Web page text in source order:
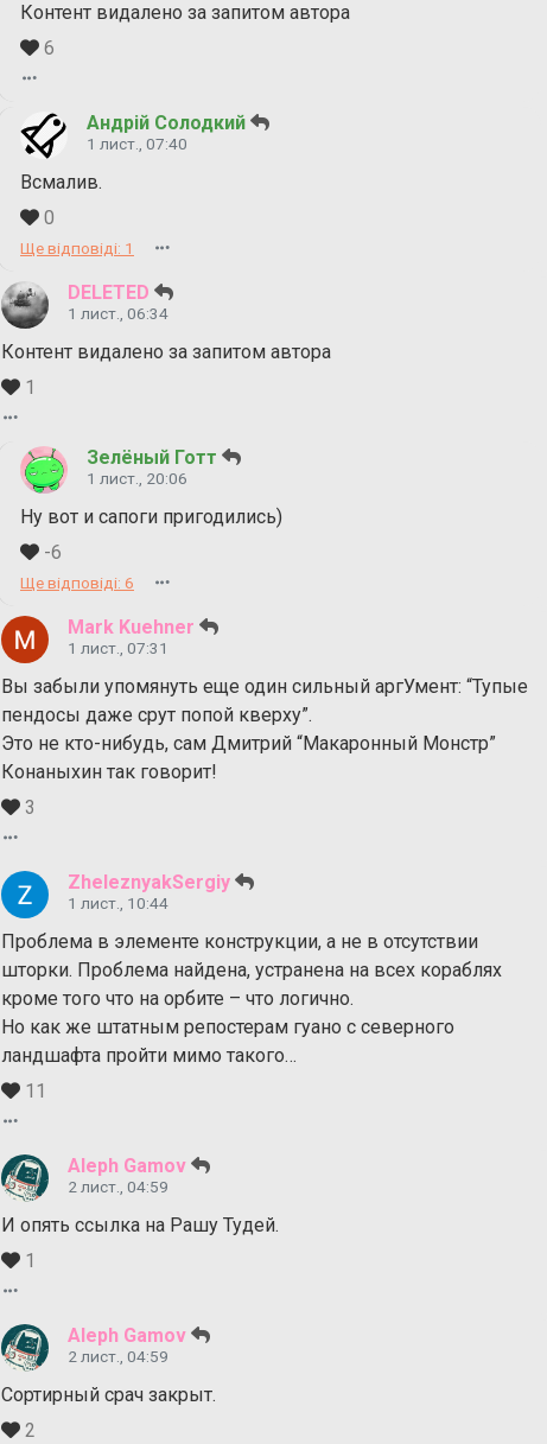
Контент видалено за запитом автора
6
Андрій Солодкий
1 лист., 07:40
Всмалив.
0
Ще відповіді: 1
DELETED
1 лист., 06:34
Контент видалено за запитом автора
1
Зелёный Готт
1 лист., 20:06
Ну вот и сапоги пригодились)
-6
Ще відповіді: 6
Mark Kuehner
1 лист., 07:31
Вы забыли упомянуть еще один сильный аргУмент: “Тупые
пендосы даже срут попой кверху”.
Это не кто-нибудь, сам Дмитрий “Макаронный Монстр”
Конаныхин так говорит!
3
ZheleznyakSergiy
1 лист., 10:44
Проблема в элементе конструкции, а не в отсутствии
шторки. Проблема найдена, устранена на всех кораблях
кроме того что на орбите – что логично.
Но как же штатным репостерам гуано с северного
ландшафта пройти мимо такого…
11
Aleph Gamov
2 лист., 04:59
И опять ссылка на Рашу Тудей.
1
Aleph Gamov
2 лист., 04:59
Сортирный срач закрыт.
2